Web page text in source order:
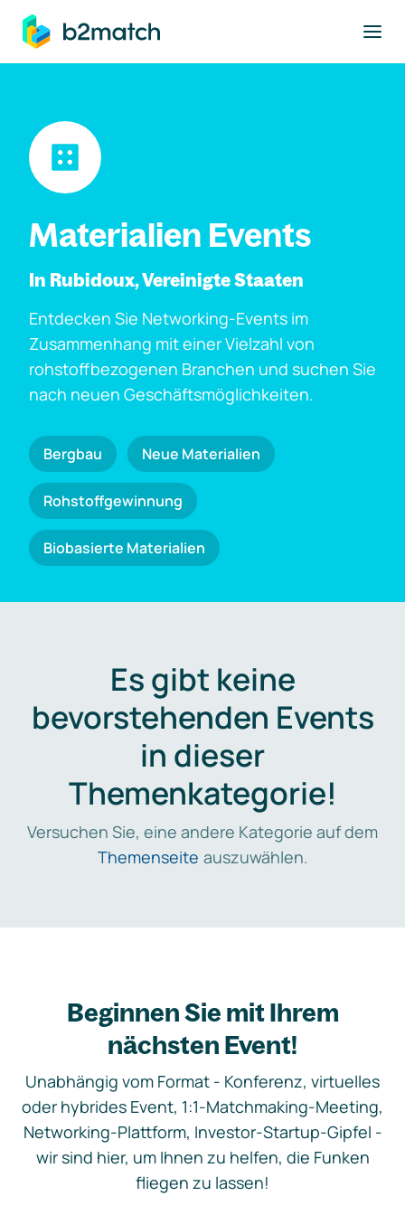
springen
Materialien Events
In Rubidoux, Vereinigte Staaten
Entdecken Sie Networking-Events im
Zusammenhang mit einer Vielzahl von
rohstoffbezogenen Branchen und suchen Sie
nach neuen Geschäftsmöglichkeiten.
Bergbau Neue Materialien
Rohstoffgewinnung
Biobasierte Materialien
Es gibt keine
bevorstehenden Events
in dieser
Themenkategorie!
Versuchen Sie, eine andere Kategorie auf dem
Themenseite auszuwählen.
Beginnen Sie mit Ihrem
nächsten Event!
Unabhängig vom Format - Konferenz, virtuelles
oder hybrides Event, 1:1-Matchmaking-Meeting,
Networking-Plattform, Investor-Startup-Gipfel -
wir sind hier, um Ihnen zu helfen, die Funken
fliegen zu lassen!